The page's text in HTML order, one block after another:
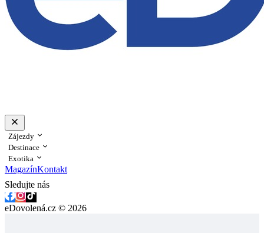
Zájezdy
Destinace
Exotika
MagazínKontakt
Sledujte nás
eDovolená.cz © 2026